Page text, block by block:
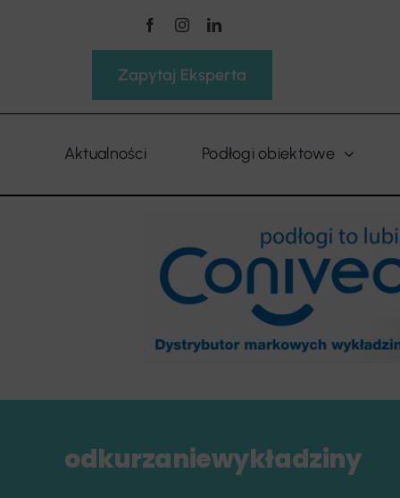
Zapytaj Eksperta
Aktualności Podłogi obiektowe
odkurzaniewykładziny